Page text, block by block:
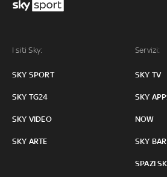
I siti Sky:
SKY SPORT
SKY TG24
SKY VIDEO
SKY ARTE
Servizi:
SKY TV
SKY
NOW
SKY BAR
SPAZI